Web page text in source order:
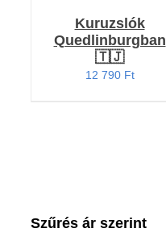
Kuruzslók
Quedlinburgban
🇹🇯
12 790 Ft
Szűrés ár szerint